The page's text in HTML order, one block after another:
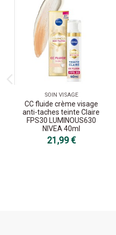
SOIN VISAGE
CC fluide crème visage
anti-taches teinte Claire
FPS30 LUMINOUS630
NIVEA 40ml
21,99 €